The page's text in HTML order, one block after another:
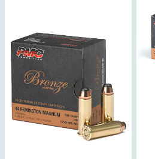
Ja, ni får publicera